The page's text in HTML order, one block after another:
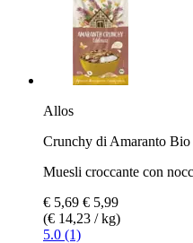
Allos
Crunchy di Amaranto Bio
Muesli croccante con
€ 5,69 € 5,99
(€ 14,23 / kg)
5.0 (1)